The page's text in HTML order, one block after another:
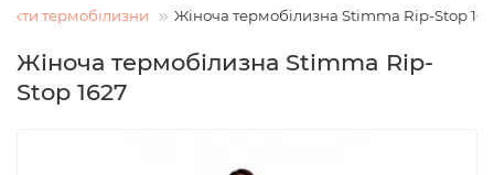
термобілизни Жіноча термобілизна Stimma Rip-Stop
Жіноча термобілизна Stimma Rip-
Stop 1627